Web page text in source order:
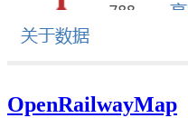
OpenRailwayMap